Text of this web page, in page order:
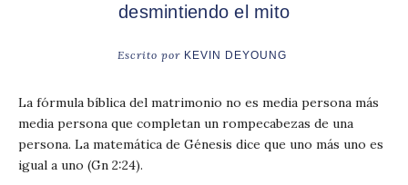
desmintiendo el mito
Escrito por KEVIN DEYOUNG
La fórmula bíblica del matrimonio no es media persona más
media persona que completan un rompecabezas de una
persona. La matemática de Génesis dice que uno más uno es
igual a uno (Gn 2:24).